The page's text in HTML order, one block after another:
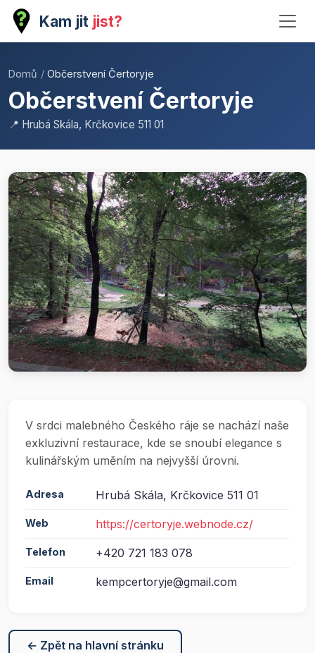
Kam jit jist?
Domů / Občerstvení Čertoryje
Občerstvení Čertoryje
📍 Hrubá Skála, Krčkovice 511 01
V srdci malebného Českého ráje se nachází naše
exkluzivní restaurace, kde se snoubí elegance s
kulinářským uměním na nejvyšší úrovni.
Adresa Hrubá Skála, Krčkovice 511 01
Web https://certoryje.webnode.cz/
Telefon +420 721 183 078
Email kempcertoryje@gmail.com
← Zpět na hlavní stránku